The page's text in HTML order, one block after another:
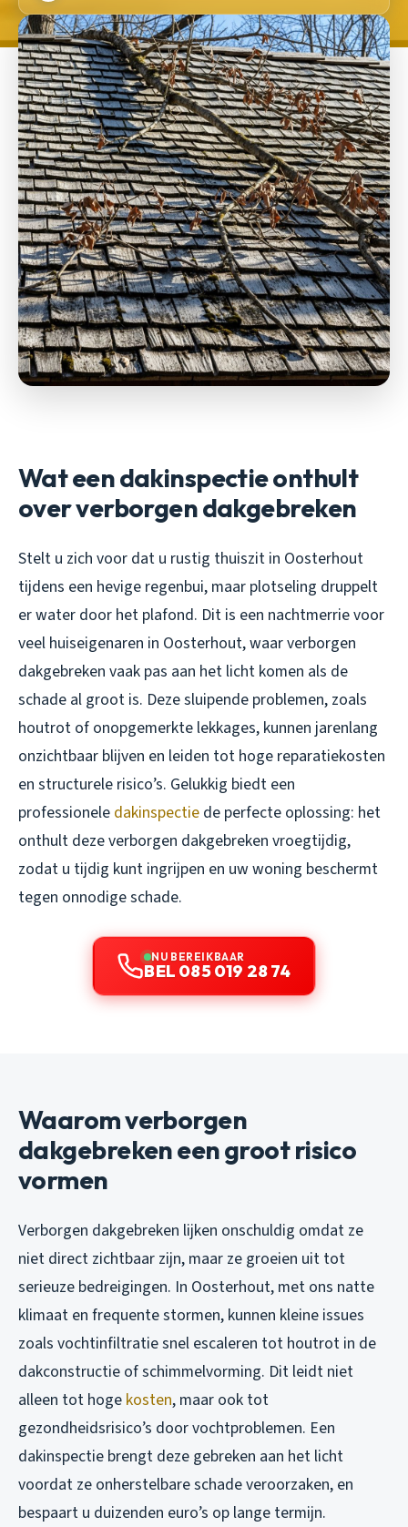
Wat een dakinspectie onthult
over verborgen dakgebreken
Stelt u zich voor dat u rustig thuiszit in Oosterhout
tijdens een hevige regenbui, maar plotseling druppelt
er water door het plafond. Dit is een nachtmerrie voor
veel huiseigenaren in Oosterhout, waar verborgen
dakgebreken vaak pas aan het licht komen als de
schade al groot is. Deze sluipende problemen, zoals
houtrot of onopgemerkte lekkages, kunnen jarenlang
onzichtbaar blijven en leiden tot hoge reparatiekosten
en structurele risico’s. Gelukkig biedt een
professionele dakinspectie de perfecte oplossing: het
onthult deze verborgen dakgebreken vroegtijdig,
zodat u tijdig kunt ingrijpen en uw woning beschermt
tegen onnodige schade.
NU BEREIKBAAR
BEL 085 019 28 74
Waarom verborgen
dakgebreken een groot risico
vormen
Verborgen dakgebreken lijken onschuldig omdat ze
niet direct zichtbaar zijn, maar ze groeien uit tot
serieuze bedreigingen. In Oosterhout, met ons natte
klimaat en frequente stormen, kunnen kleine issues
zoals vochtinfiltratie snel escaleren tot houtrot in de
dakconstructie of schimmelvorming. Dit leidt niet
alleen tot hoge kosten, maar ook tot
gezondheidsrisico’s door vochtproblemen. Een
dakinspectie brengt deze gebreken aan het licht
voordat ze onherstelbare schade veroorzaken, en
bespaart u duizenden euro’s op lange termijn.